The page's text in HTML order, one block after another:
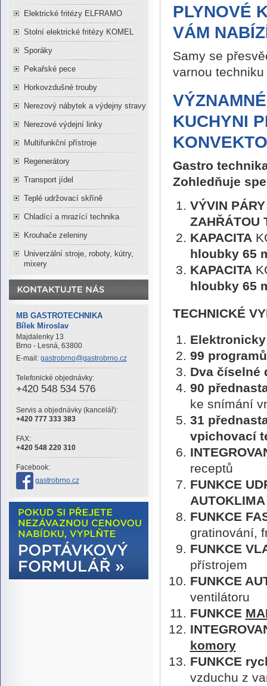
Elektrické fritézy ELFRAMO
Stolní elektrické fritézy KOMEL
Sporáky
Pekařské pece
Horkovzdušné trouby
Nerezový nábytek a výdejny stravy
Nerezové výdejní linky
Multifunkční přístroje
Regenerátory
Transport jídel
Teplé udržovací skříně
Chladící a mrazící technika
Krouhače zeleniny
Univerzální stroje, roboty, kútry,
mixery
MB GASTROTECHNIKA
Bílek Miroslav
Majdalenky 13
Brno - Lesná, 63800
E-mail: gastrobrno@gastrobrno.cz
Telefonické objednávky:
+420 548 534 576
Servis a objednávky (kancelář):
+420 777 333 383
FAX:
+420 548 220 310
Facebook:
gastrobrno.cz
PLYNOVÉ
VÁM
Samy se
varnou
KUCHYNI
Gastro
Zohledňuje
VÝVIN
ZAHŘÁTOU
KAPACITA
hloubky 65
KAPACITA
hloubky 65
TECHNICKÉ
99
Dva číselné
90
ke snímání
31
vpichovací
receptů
FUNKCE
AUTOKLIMA
FUNKCE
gratinování,
FUNKCE
přístrojem
FUNKCE
ventilátoru
FUNKCE
komory
FUNKCE
vzduchu z